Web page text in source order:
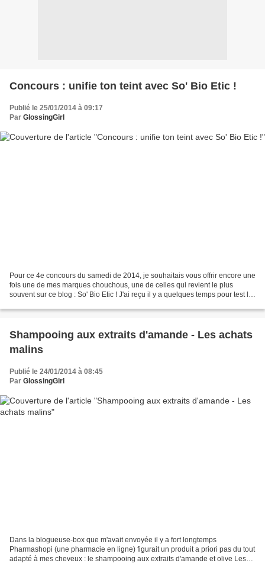
Concours : unifie ton teint avec So' Bio Etic !
Publié le 25/01/2014 à 09:17
Par GlossingGirl
Pour ce 4e concours du samedi de 2014, je souhaitais vous offrir encore une
fois une de mes marques chouchous, une de celles qui revient le plus
souvent sur ce blog : So' Bio Etic ! J'ai reçu il y a quelques temps pour test le
Shampooing aux extraits d'amande - Les achats
malins
Publié le 24/01/2014 à 08:45
Par GlossingGirl
Dans la blogueuse-box que m'avait envoyée il y a fort longtemps
Pharmashopi (une pharmacie en ligne) figurait un produit a priori pas du tout
adapté à mes cheveux : le shampooing aux extraits d'amande et olive Les